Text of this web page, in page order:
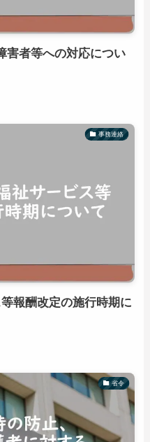
害者等への対応につい
事務連絡
報酬改定の施行時期に
省令